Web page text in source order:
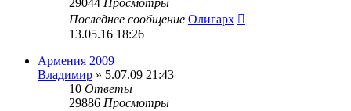
Последнее сообщение Олигарх
13.05.16 18:26
Армения 2009
Владимир » 5.07.09 21:43
10 Ответы
29886 Просмотры